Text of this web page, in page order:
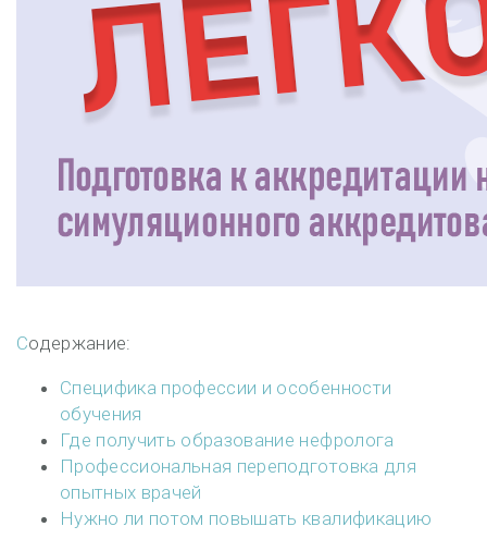
Содержание:
Специфика профессии и особенности
обучения
Где получить образование нефролога
Профессиональная переподготовка для
опытных врачей
Нужно ли потом повышать квалификацию